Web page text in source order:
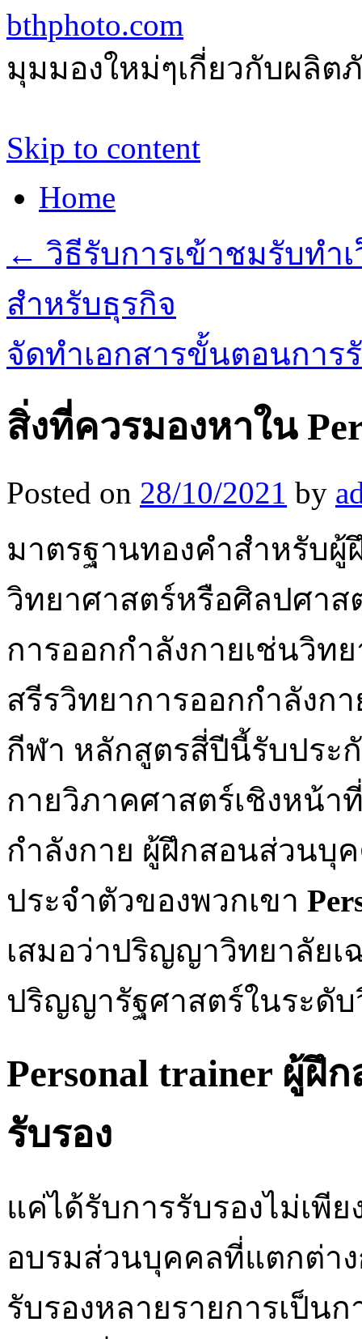
bthphoto.com
มุมมองใหม่ๆเกี่ยวกับผลิ
Skip to content
Home
← วิธีรับการเข้าชมรับทำ
สำหรับธุรกิจ
จัดทำเอกสารขั้นตอนการ
สิ่งที่ควรมองหาใน
Posted on 28/10/2021 by
มาตรฐานทองคำสำหรับ
วิทยาศาสตร์หรือศิลปศา
การออกกำลังกายเช่นวิท
สรีรวิทยาการออกกำลังก
กีฬา หลักสูตรสี่ปีนี้รับประ
กายวิภาคศาสตร์เชิงหน้า
กำลังกาย ผู้ฝึกสอนส่วนบุ
ประจำตัวของพวกเขา
เสมอว่าปริญญาวิทยาลัยเ
ปริญญารัฐศาสตร์ในระดั
Personal trainer ผู้
รับรอง
แค่ได้รับการรับรองไม่เพี
อบรมส่วนบุคคลที่แตกต่า
รับรองหลายรายการเป็